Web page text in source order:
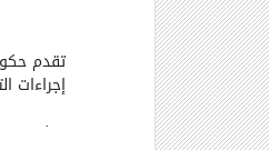
إجراءات
·